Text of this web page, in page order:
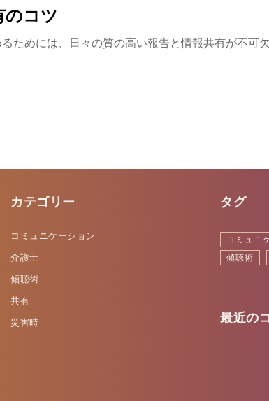
のコツ
ためには、日々の質の高い報告と情報共有が不可
カテゴリー
コミュニケーション
介護士
傾聴術
共有
災害時
タグ
コミュニ
傾聴術
最近の